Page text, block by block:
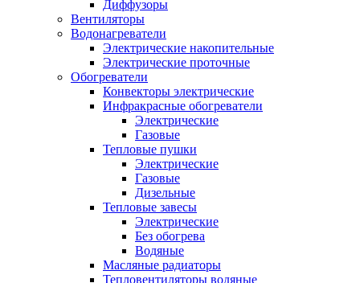
Диффузоры
Вентиляторы
Водонагреватели
Электрические накопительные
Электрические проточные
Обогреватели
Конвекторы электрические
Инфракрасные обогреватели
Электрические
Газовые
Тепловые пушки
Электрические
Газовые
Дизельные
Тепловые завесы
Электрические
Без обогрева
Водяные
Масляные радиаторы
Тепловентиляторы водяные